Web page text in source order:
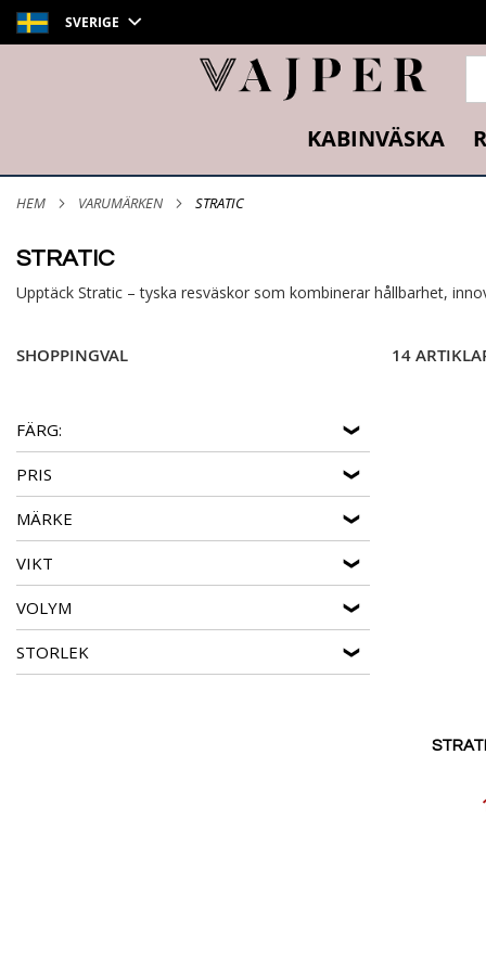
SVERIGE
KABINVÄSKA
HEM VARUMÄRKEN STRATIC
STRATIC
Upptäck Stratic – tyska resväskor som kombinerar hållbarhet,
SHOPPINGVAL
FÄRG:
PRIS
MÄRKE
VIKT
VOLYM
STORLEK
14